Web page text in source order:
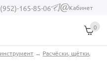
165-85-06
(link sends e-
Кабинет
0
→ Расчёски, щётки,